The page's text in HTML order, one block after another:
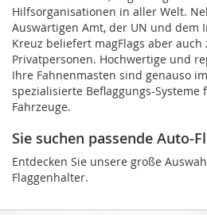
Hilfsorganisationen in aller Welt.
Auswärtigen Amt, der UN und dem
Kreuz beliefert magFlags aber
Privatpersonen. Hochwertige und
Ihre Fahnenmasten sind genauso
spezialisierte Beflaggungs-Systeme
Fahrzeuge.
Sie suchen passende Auto-
Entdecken Sie unsere große
Flaggenhalter.